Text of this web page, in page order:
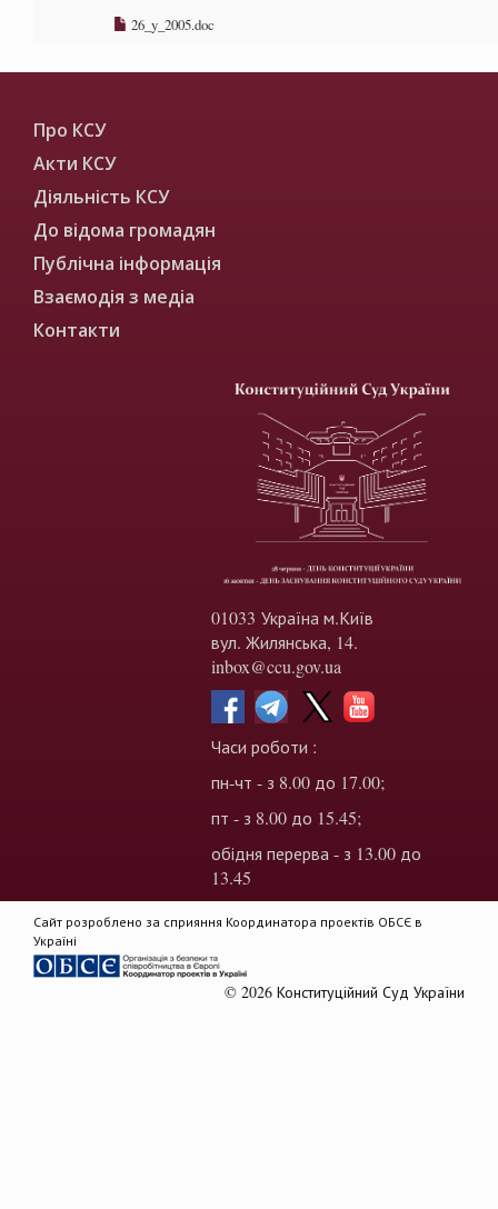
26_y_2005.doc
Про КСУ
Акти КСУ
Діяльність КСУ
До відома громадян
Публічна інформація
Взаємодія з медіа
Контакти
01033 Україна м.Київ
вул. Жилянська, 14.
inbox@ccu.gov.ua
Часи роботи :
пн-чт - з 8.00 до 17.00;
пт - з 8.00 до 15.45;
обідня перерва - з 13.00 до
13.45
Сайт розроблено за сприяння Координатора проектів ОБСЄ в
Україні
© 2026 Конституційний Суд України